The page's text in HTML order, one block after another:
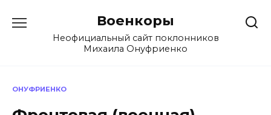
содержанию
Военкоры
Неофициальный сайт поклонников
Михаила Онуфриенко
ОНУФРИЕНКО